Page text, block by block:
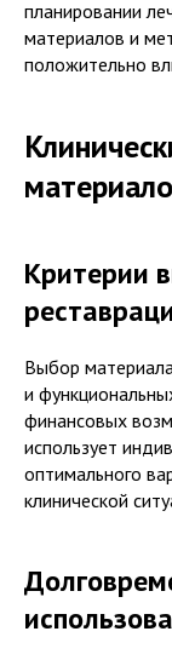
планировании
материалов и
положительно
Критерии
Выбор
и
финансовых
использует
оптимального
клинической